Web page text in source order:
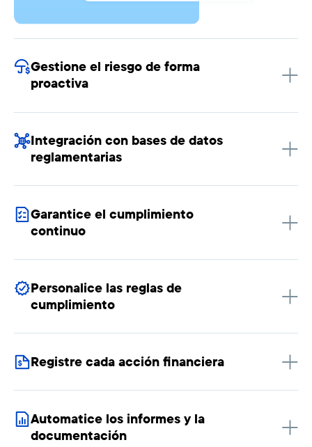
Gestione el riesgo de forma
proactiva
Integración con bases de datos
reglamentarias
Garantice el cumplimiento
continuo
Personalice las reglas de
cumplimiento
Registre cada acción financiera
Automatice los informes y la
documentación